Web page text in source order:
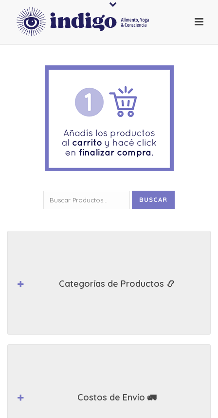
por:
BUSCAR
Categorías de Productos 📿
Costos de Envío 🚛